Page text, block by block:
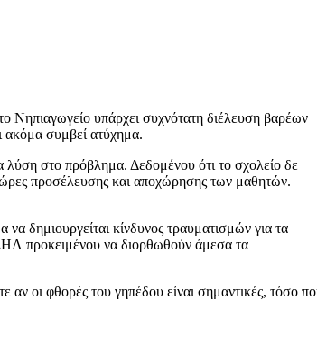
Νηπιαγωγείο υπάρχει συχνότατη διέλευση βαρέων
ακόμα συμβεί ατύχημα.
στο πρόβλημα. Δεδομένου ότι το σχολείο δε
προσέλευσης και αποχώρησης των μαθητών.
δημιουργείται κίνδυνος τραυματισμών για τα
προκειμένου να διορθωθούν άμεσα τα
οι φθορές του γηπέδου είναι σημαντικές, τόσο